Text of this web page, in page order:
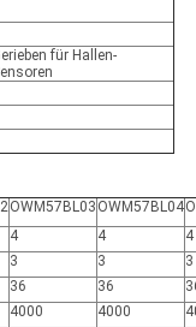
für Hallen-
OWM57BL03 OWM57BL04
4 4
4
3 3
3
36 36
4000 4000